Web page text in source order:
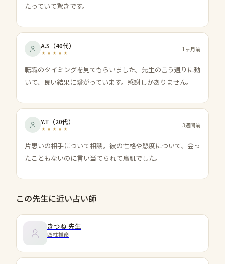
たっていて驚きです。
A.S （40代） 1ヶ月前
転職のタイミングを見てもらいました。先生の言う通りに動
いて、良い結果に繋がっています。感謝しかありません。
Y.T （20代） 3週間前
片思いの相手について相談。彼の性格や態度について、会っ
たこともないのに言い当てられて鳥肌でした。
この先生に近い占い師
きつね 先生
四柱推命